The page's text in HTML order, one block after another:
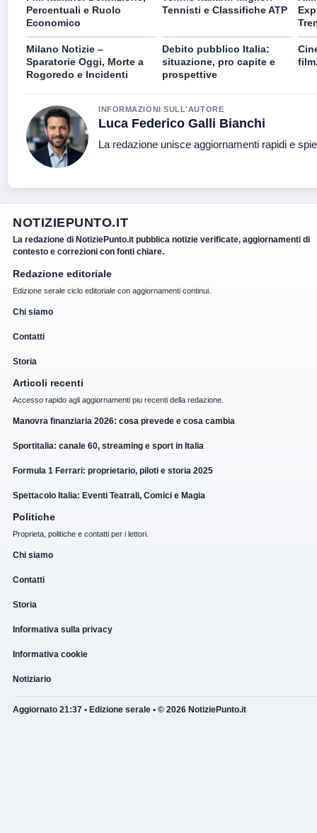
Percentuali e Ruolo
Economico
Tennisti e Classifiche ATP
Milano Notizie –
Sparatorie Oggi, Morte a
Rogoredo e Incidenti
Debito pubblico Italia:
situazione, pro capite e
prospettive
INFORMAZIONI SULL'AUTORE
Luca Federico Galli Bianchi
La redazione unisce aggiornamenti rapidi e
NOTIZIEPUNTO.IT
La redazione di NotiziePunto.it pubblica notizie verificate, aggiornamenti di
contesto e correzioni con fonti chiare.
Redazione editoriale
Edizione serale ciclo editoriale con aggiornamenti continui.
Chi siamo
Contatti
Storia
Articoli recenti
Accesso rapido agli aggiornamenti piu recenti della redazione.
Manovra finanziaria 2026: cosa prevede e cosa cambia
Sportitalia: canale 60, streaming e sport in Italia
Formula 1 Ferrari: proprietario, piloti e storia 2025
Spettacolo Italia: Eventi Teatrali, Comici e Magia
Politiche
Proprieta, politiche e contatti per i lettori.
Chi siamo
Contatti
Storia
Informativa sulla privacy
Informativa cookie
Notiziario
Aggiornato 21:37 • Edizione serale • © 2026 NotiziePunto.it